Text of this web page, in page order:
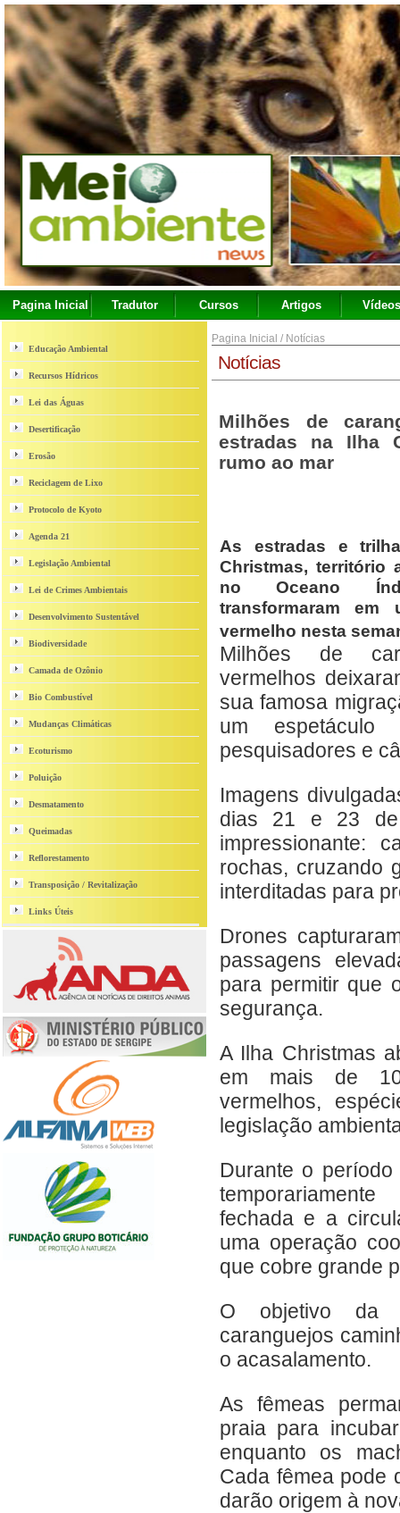
Pagina Inicial Tradutor Cursos Artigos Vídeos
Educação Ambiental
Recursos Hídricos
Lei das Águas
Desertificação
Erosão
Reciclagem de Lixo
Protocolo de Kyoto
Agenda 21
Legislação Ambiental
Lei de Crimes Ambientais
Desenvolvimento Sustentável
Biodiversidade
Camada de Ozônio
Bio Combustível
Mudanças Climáticas
Ecoturismo
Poluição
Desmatamento
Queimadas
Reflorestamento
Transposição / Revitalização
Links Úteis
Pagina Inicial / Notícias
Notícias
Milhões de
estradas na Ilha
rumo ao mar
As estradas e
Christmas, território
no Oceano
transformaram em
vermelho nesta
Milhões de
vermelhos
sua famosa
um espetáculo
pesquisadores e
Imagens
dias 21 e 23 de
impressionante:
rochas, cruzando
interditadas para
Drones
passagens
para permitir que
segurança.
A Ilha Christmas
em mais de
vermelhos,
legislação
Durante o
temporariamente
fechada e a
uma operação
que cobre grande
O objetivo da
caranguejos
o acasalamento.
As fêmeas
praia para
enquanto os
Cada fêmea pode
darão origem à